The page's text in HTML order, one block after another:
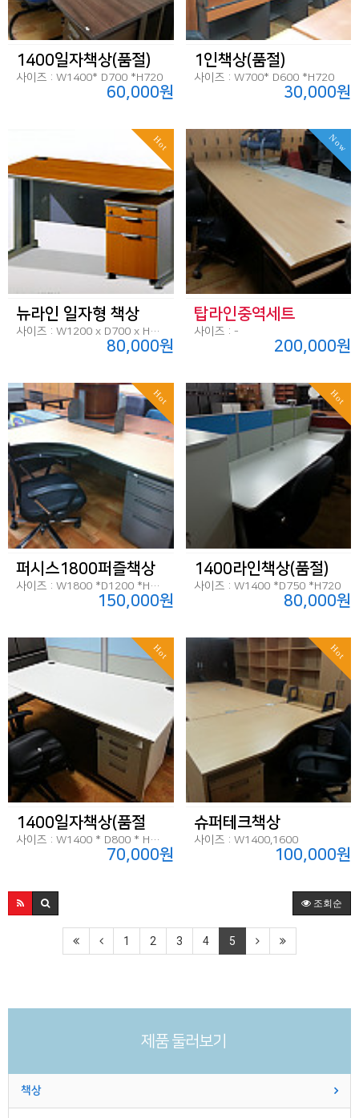
1400일자책상(품절)
사이즈 : W1400* D700 *H720
60,000원
1인책상(품절)
사이즈 : W700* D600 *H720
30,000원
Hot
뉴라인 일자형 책상
사이즈 : W1200 x D700 x H720
80,000원
Now
탑라인중역세트
사이즈 : -
200,000원
Hot
퍼시스1800퍼즐책상
사이즈 : W1800 *D1200 *H720
150,000원
Hot
1400라인책상(품절)
사이즈 : W1400 *D750 *H720
80,000원
Hot
1400일자책상(품절
사이즈 : W1400 * D800 * H720
70,000원
Hot
슈퍼테크책상
사이즈 : W1400,1600
100,000원
조회순
1 2 3 4 5
제품 둘러보기
책상